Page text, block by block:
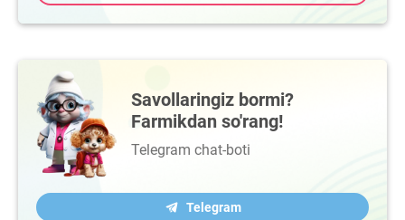
Savollaringiz bormi?
Farmikdan so'rang!
Telegram chat-boti
Telegram